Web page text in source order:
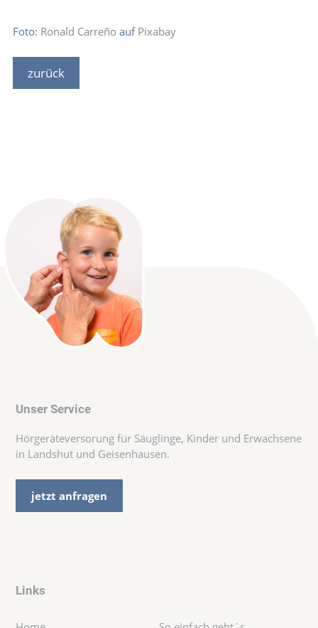
Foto: Ronald Carreño auf Pixabay
zurück
Unser Service
Hörgeräteversorung für Säuglinge, Kinder und Erwachsene
in Landshut und Geisenhausen.
jetzt anfragen
Links